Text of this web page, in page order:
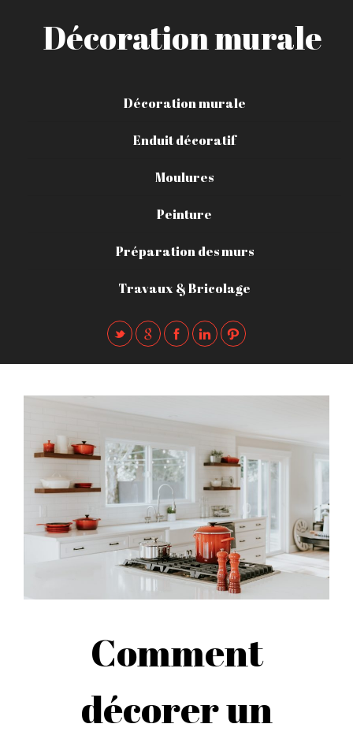
Décoration murale
Décoration murale
Enduit décoratif
Moulures
Peinture
Préparation des murs
Travaux & Bricolage
Comment
décorer un